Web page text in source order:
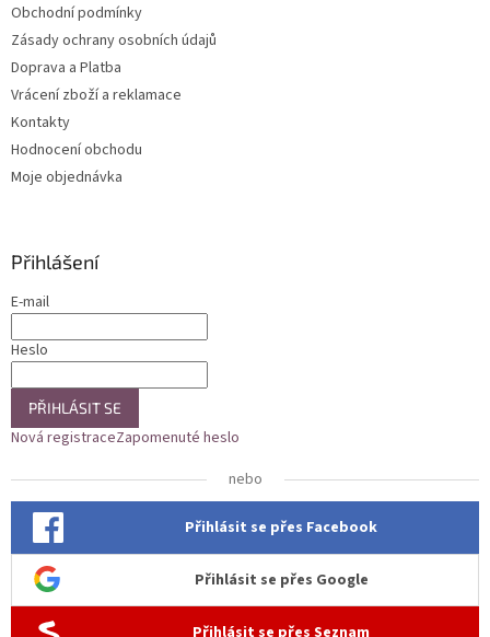
Obchodní podmínky
Zásady ochrany osobních údajů
Doprava a Platba
Vrácení zboží a reklamace
Kontakty
Hodnocení obchodu
Moje objednávka
Přihlášení
E-mail
Heslo
PŘIHLÁSIT SE
Nová registraceZapomenuté heslo
nebo
Přihlásit se přes Facebook
Přihlásit se přes Google
Přihlásit se přes Seznam